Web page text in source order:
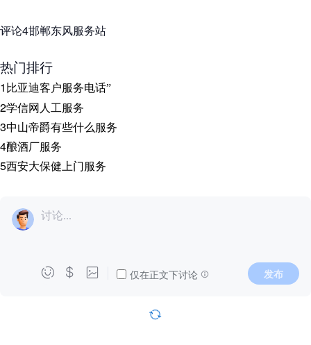
评论4邯郸东风服务站
热门排行
1 比亚迪客户服务电话”
2学信网人工服务
3中山帝爵有些什么服务
4酿酒厂服务
5西安大保健上门服务
讨论...
   仅在正文下讨论 发布
